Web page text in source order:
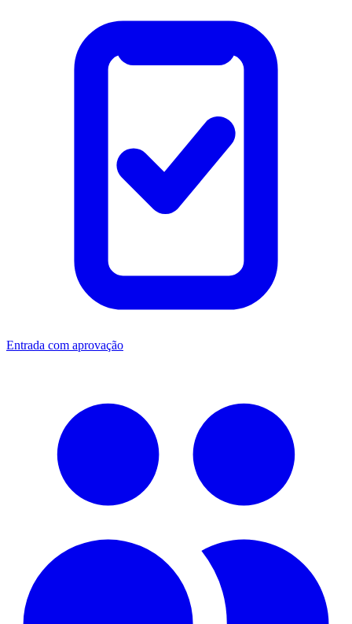
Entrada com aprovação